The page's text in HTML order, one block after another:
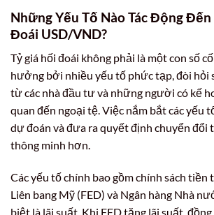
Những Yếu Tố Nào Tác Động Đến
Đoái USD/VND?
Tỷ giá hối đoái không phải là một con số
hưởng bởi nhiều yếu tố phức tạp, đòi hỏi
từ các nhà đầu tư và những người có kế
quan đến ngoại tệ. Việc nắm bắt các yếu
dự đoán và đưa ra quyết định chuyển đổi
thông minh hơn.
Các yếu tố chính bao gồm chính sách
Liên bang Mỹ (FED) và Ngân hàng Nhà
biệt là lãi suất. Khi FED tăng lãi suất, đồng